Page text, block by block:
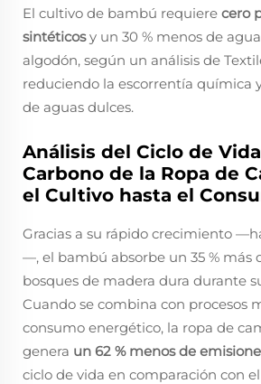
El cultivo de bambú requiere cero
sintéticosy un 30 % menos de
algodón, según un análisis de
reduciendo la escorrentía química
de aguas dulces.
Análisis del Ciclo de
Carbono de la Ropa de
el Cultivo hasta el
Gracias a su rápido crecimiento
—, el bambú absorbe un 35 % más
bosques de madera dura durante
Cuando se combina con procesos
consumo energético, la ropa de
genera un 62 % menos de
ciclo de vida en comparación con